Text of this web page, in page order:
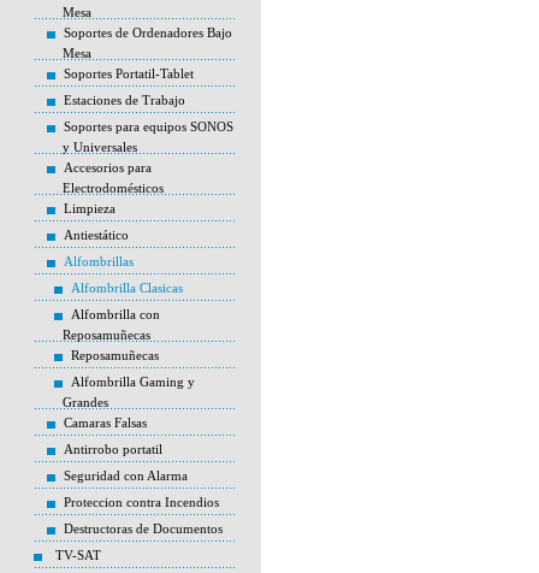
Mesa
Soportes de Ordenadores Bajo
Mesa
Soportes Portatil-Tablet
Estaciones de Trabajo
Soportes para equipos SONOS
y Universales
Accesorios para
Electrodomésticos
Limpieza
Antiestático
Alfombrillas
Alfombrilla Clasicas
Alfombrilla con
Reposamuñecas
Reposamuñecas
Alfombrilla Gaming y
Grandes
Camaras Falsas
Antirrobo portatil
Seguridad con Alarma
Proteccion contra Incendios
Destructoras de Documentos
TV-SAT